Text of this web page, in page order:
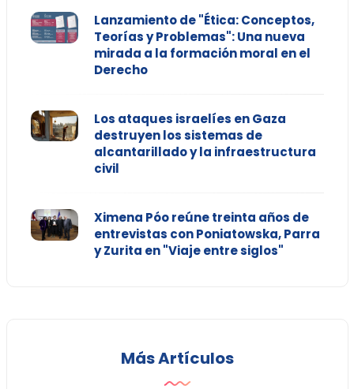
Lanzamiento de "Ética: Conceptos,
Teorías y Problemas": Una nueva
mirada a la formación moral en el
Derecho
Los ataques israelíes en Gaza
destruyen los sistemas de
alcantarillado y la infraestructura
civil
Ximena Póo reúne treinta años de
entrevistas con Poniatowska, Parra
y Zurita en "Viaje entre siglos"
Más Artículos